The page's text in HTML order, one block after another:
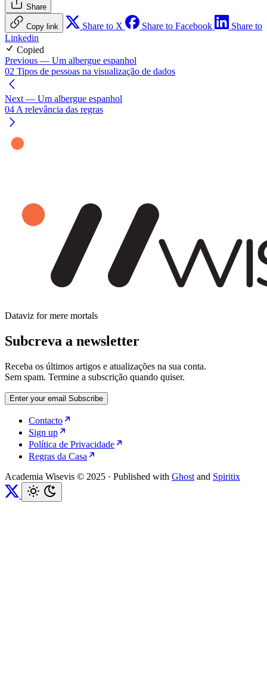
Share
Copy link Share to X Share to Facebook
Share to
Linkedin
Copied
Previous — Um albergue espanhol
02 Tipos de pessoas na visualização de dados
Next — Um albergue espanhol
04 A relevância das regras
Dataviz for mere mortals
Subcreva a newsletter
Receba os últimos artigos e atualizações na sua conta.
Sem spam. Termine a subscrição quando quiser.
Enter your email Subscribe
Contacto
Sign up
Política de Privacidade
Regras da Casa
Academia Wisevis © 2025 · Published with Ghost and Spiritix